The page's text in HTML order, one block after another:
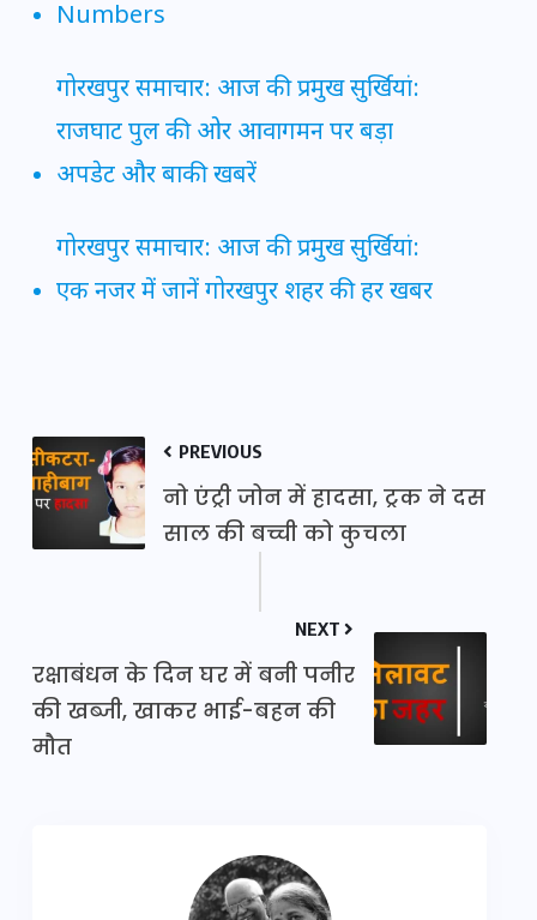
Numbers
गोरखपुर समाचार: आज की प्रमुख सुर्खियां:
राजघाट पुल की ओर आवागमन पर बड़ा
अपडेट और बाकी खबरें
गोरखपुर समाचार: आज की प्रमुख सुर्खियां:
एक नजर में जानें गोरखपुर शहर की हर खबर
PREVIOUS
नो एंट्री जोन में हादसा, ट्रक ने दस
साल की बच्ची को कुचला
NEXT
रक्षाबंधन के दिन घर में बनी पनीर
की खब्जी, खाकर भाई-बहन की
मौत